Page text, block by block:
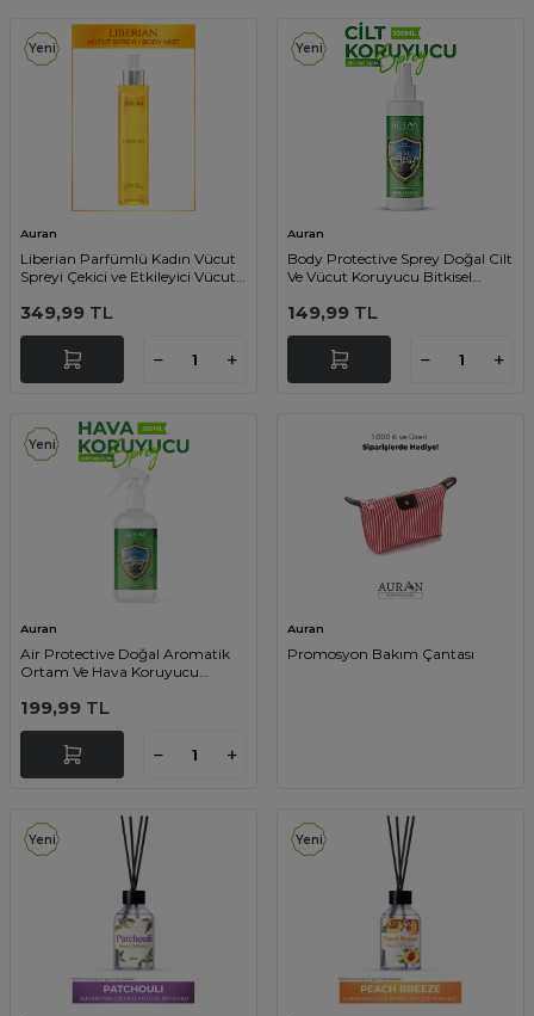
Yeni
Auran
Liberian Parfümlü Kadın Vücut
Spreyi Çekici ve Etkileyici Vücut
349,99 TL
Yeni
Auran
Body Protective Sprey Doğal Cilt
Ve Vücut Koruyucu Bitkisel
149,99 TL
Yeni
Auran
Air Protective Doğal Aromatik
Ortam Ve Hava Koruyucu
250 ml
199,99 TL
Auran
Promosyon Bakım Çantası
Yeni Yeni